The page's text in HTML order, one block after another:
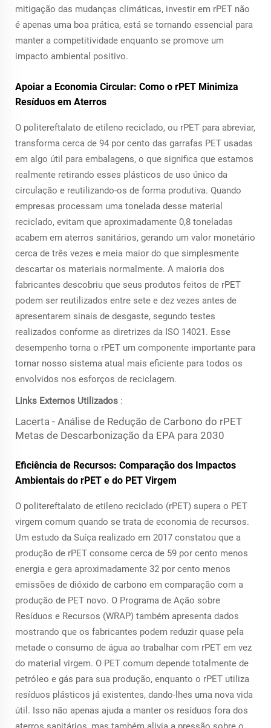
mitigação das mudanças climáticas, investir em rPET não
é apenas uma boa prática, está se tornando essencial para
manter a competitividade enquanto se promove um
impacto ambiental positivo.
Apoiar a Economia Circular: Como o rPET Minimiza
Resíduos em Aterros
O politereftalato de etileno reciclado, ou rPET para abreviar,
transforma cerca de 94 por cento das garrafas PET usadas
em algo útil para embalagens, o que significa que estamos
realmente retirando esses plásticos de uso único da
circulação e reutilizando-os de forma produtiva. Quando
empresas processam uma tonelada desse material
reciclado, evitam que aproximadamente 0,8 toneladas
acabem em aterros sanitários, gerando um valor monetário
cerca de três vezes e meia maior do que simplesmente
descartar os materiais normalmente. A maioria dos
fabricantes descobriu que seus produtos feitos de rPET
podem ser reutilizados entre sete e dez vezes antes de
apresentarem sinais de desgaste, segundo testes
realizados conforme as diretrizes da ISO 14021. Esse
desempenho torna o rPET um componente importante para
tornar nosso sistema atual mais eficiente para todos os
envolvidos nos esforços de reciclagem.
Links Externos Utilizados :
Lacerta - Análise de Redução de Carbono do rPET
Metas de Descarbonização da EPA para 2030
Eficiência de Recursos: Comparação dos Impactos
Ambientais do rPET e do PET Virgem
O politereftalato de etileno reciclado (rPET) supera o PET
virgem comum quando se trata de economia de recursos.
Um estudo da Suíça realizado em 2017 constatou que a
produção de rPET consome cerca de 59 por cento menos
energia e gera aproximadamente 32 por cento menos
emissões de dióxido de carbono em comparação com a
produção de PET novo. O Programa de Ação sobre
Resíduos e Recursos (WRAP) também apresenta dados
mostrando que os fabricantes podem reduzir quase pela
metade o consumo de água ao trabalhar com rPET em vez
do material virgem. O PET comum depende totalmente de
petróleo e gás para sua produção, enquanto o rPET utiliza
resíduos plásticos já existentes, dando-lhes uma nova vida
útil. Isso não apenas ajuda a manter os resíduos fora dos